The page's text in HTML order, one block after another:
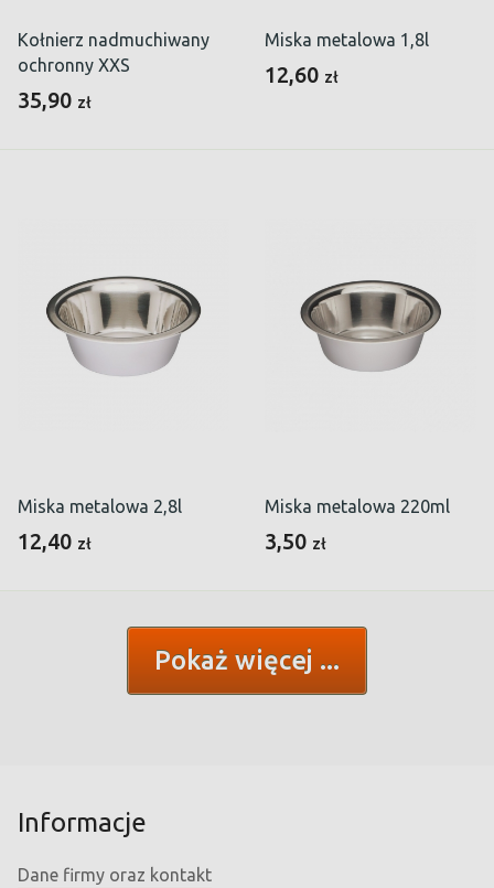
Kołnierz nadmuchiwany
ochronny XXS
35,90 zł
Miska metalowa 1,8l
12,60 zł
Miska metalowa 2,8l
12,40 zł
Miska metalowa 220ml
3,50 zł
Pokaż więcej
Informacje
Dane firmy oraz kontakt